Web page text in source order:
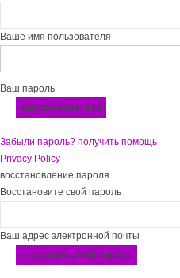
Ваше имя пользователя
Ваш пароль
Забыли пароль? получить помощь
Privacy Policy
восстановление пароля
Восстановите свой пароль
Ваш адрес электронной почты